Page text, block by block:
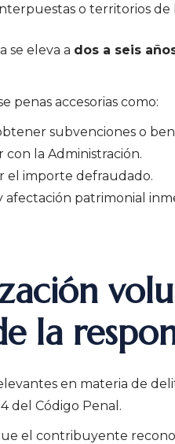
o territorios de
se eleva a dos a seis
penas accesorias como:
subvenciones o
la Administración.
el importe defraudado.
afectación patrimonial
la
en materia de
del Código Penal.
el contribuyente